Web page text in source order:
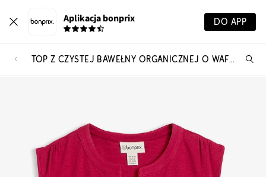
Aplikacja bonprix DO APP
TOP Z CZYSTEJ BAWEŁNY ORGANICZNEJ O WAFLOWEJ STRUKTURZE